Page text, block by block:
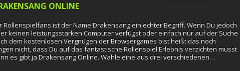
ONLINE
Rollenspielfans ist der Name Drakensang ein echter Begriff. Wenn Du jedoch
keinen leistungsstarken Computer verfügst oder einfach nur auf der Suche
dem kostenlosen Vergnügen der Browsergames bist heißt das noch
nicht, dass Du auf das fantastische Rollenspiel Erlebnis verzichten musst
es gibt ja Drakensang Online. Wähle eine aus drei verschiedenen…